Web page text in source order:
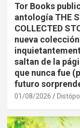
Tor Books
antología THE
COLLECTED
nueva
saltan de la
que nunca fue
futuro
01/08/2026